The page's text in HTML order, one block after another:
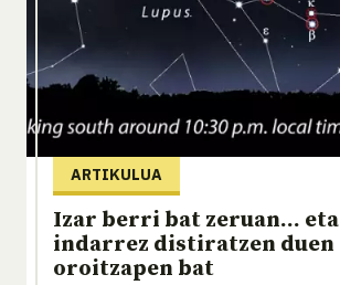
ARTIKULUA
Izar berri bat zeruan... eta
indarrez distiratzen duen
oroitzapen bat